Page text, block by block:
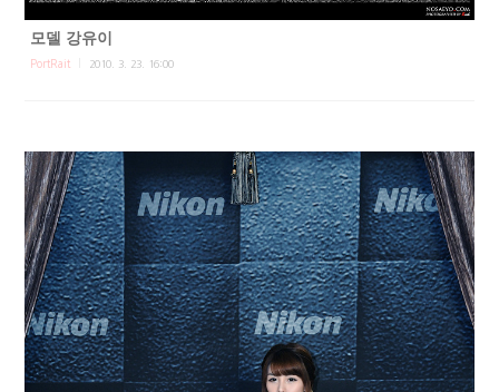
모델 강유이
PortRait 2010. 3. 23. 16:00